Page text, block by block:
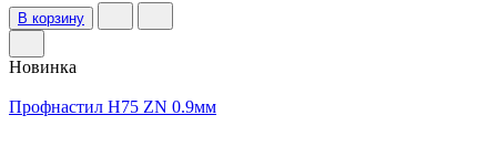
В корзину
Новинка
Профнастил Н75 ZN 0.9мм